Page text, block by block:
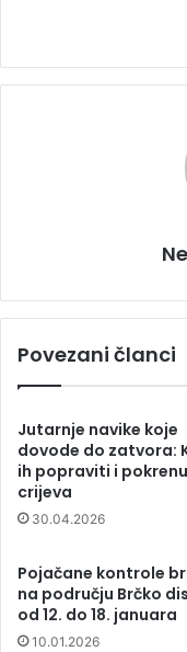
Povezani članci
Jutarnje navike koje
dovode do zatvora:
ih popraviti i
crijeva
30.04.2026
Pojačane kontrole
na području Brčko
od 12. do 18. januara
10.01.2026